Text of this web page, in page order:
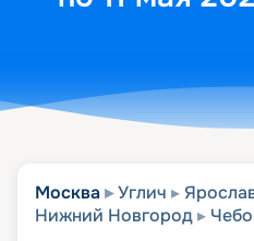
Москва Углич
Нижний Новгород